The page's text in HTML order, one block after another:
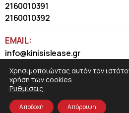
2160010391
2160010392
EMAIL:
info@kinisislease.gr
Χρησιμοποιώντας αυτόν τον
χρήση των cookies
Ρυθμίσεις.
Αποδοχή Απόρριψη